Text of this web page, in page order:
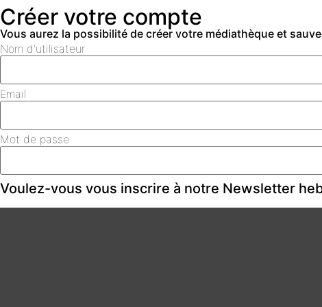
Créer votre compte
Vous aurez la possibilité de créer votre médiathèque et
Nom d'utilisateur
Email
Mot de passe
Voulez-vous vous inscrire à notre Newsletter